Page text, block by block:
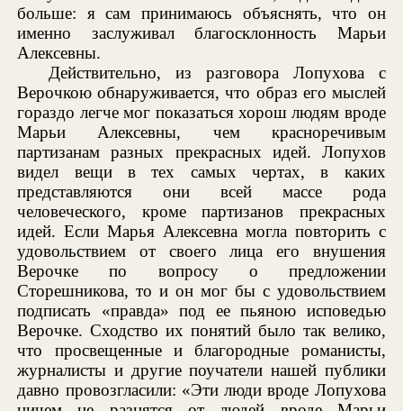
больше: я сам принимаюсь объяснять, что он
именно заслуживал благосклонность Марьи
Алексевны.
Действительно, из разговора Лопухова с
Верочкою обнаруживается, что образ его мыслей
гораздо легче мог показаться хорош людям вроде
Марьи Алексевны, чем красноречивым
партизанам разных прекрасных идей. Лопухов
видел вещи в тех самых чертах, в каких
представляются они всей массе рода
человеческого, кроме партизанов прекрасных
идей. Если Марья Алексевна могла повторить с
удовольствием от своего лица его внушения
Верочке по вопросу о предложении
Сторешникова, то и он мог бы с удовольствием
подписать «правда» под ее пьяною исповедью
Верочке. Сходство их понятий было так велико,
что просвещенные и благородные романисты,
журналисты и другие поучатели нашей публики
давно провозгласили: «Эти люди вроде Лопухова